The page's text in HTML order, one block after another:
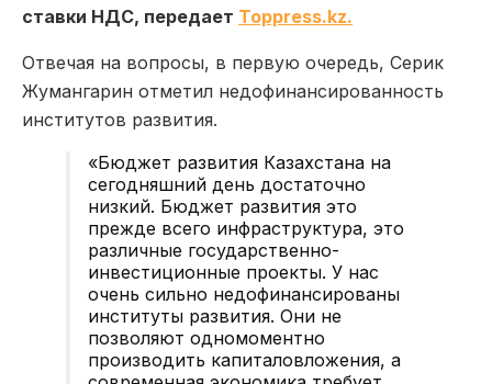
ставки НДС, передает Toppress.kz.
Отвечая на вопросы, в первую очередь, Серик
Жумангарин отметил недофинансированность
институтов развития.
«Бюджет развития Казахстана на
сегодняшний день достаточно
низкий. Бюджет развития это
прежде всего инфраструктура, это
различные государственно-
инвестиционные проекты. У нас
очень сильно недофинансированы
институты развития. Они не
позволяют одномоментно
производить капиталовложения, а